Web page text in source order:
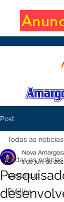
Post
Todas as notícias
Destaque
Política
Todas as notícias
Nova
1 de jun. de